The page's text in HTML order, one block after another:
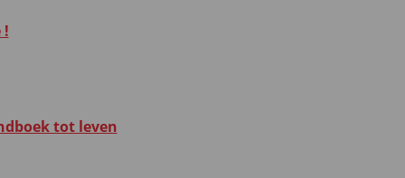
!
tot leven